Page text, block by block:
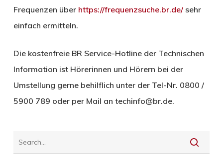
Frequenzen über https://frequenzsuche.br.de/sehr
einfach ermitteln.
Die kostenfreie BR Service-Hotline der Technischen
Information ist Hörerinnen und Hörern bei der
Umstellung gerne behilflich unter der Tel-Nr. 0800 /
5900 789 oder per Mail an techinfo@br.de.